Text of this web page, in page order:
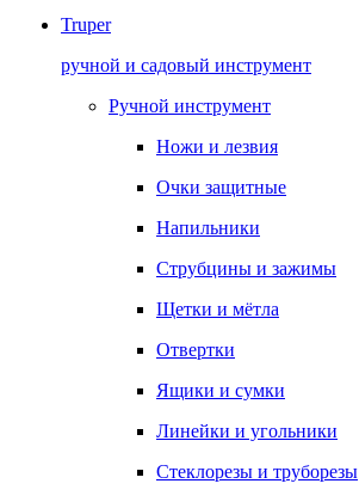
Truper
ручной и садовый инструмент
Ручной инструмент
Ножи и лезвия
Очки защитные
Напильники
Струбцины и зажимы
Щетки и мётла
Отвертки
Ящики и сумки
Линейки и угольники
Стеклорезы и труборезы